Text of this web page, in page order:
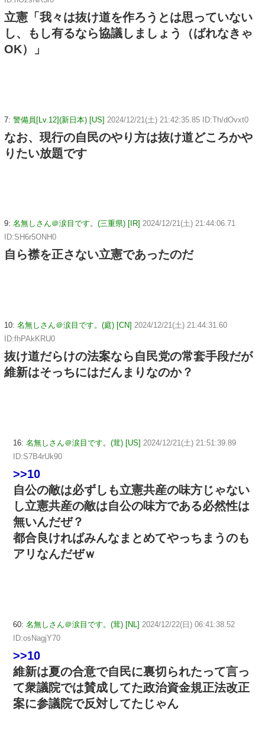
立憲「我々は抜け道を作ろうとは思っていない
し、もし有るなら協議しましょう（ばれなきゃ
OK）」
7: 警備員[Lv.12](新日本) [US] 2024/12/21(土) 21:42:35.85 ID:Th/dOvxt0
なお、現行の自民のやり方は抜け道どころかや
りたい放題です
9: 名無しさん＠涙目です。(三重県) [IR] 2024/12/21(土) 21:44:06.71
ID:SH6r5ONH0
自ら襟を正さない立憲であったのだ
10: 名無しさん＠涙目です。(庭) [CN] 2024/12/21(土) 21:44:31.60
ID:fhPAkKRU0
抜け道だらけの法案なら自民党の常套手段だが
維新はそっちにはだんまりなのか？
16: 名無しさん＠涙目です。(茸) [US] 2024/12/21(土) 21:51:39.89
ID:S7B4rUk90
>>10
自公の敵は必ずしも立憲共産の味方じゃない
し立憲共産の敵は自公の味方である必然性は
無いんだぜ？
都合良ければみんなまとめてやっちまうのも
アリなんだぜｗ
60: 名無しさん＠涙目です。(茸) [NL] 2024/12/22(日) 06:41:38.52
ID:osNagjY70
>>10
維新は夏の合意で自民に裏切られたって言っ
て衆議院では賛成してた政治資金規正法改正
案に参議院で反対してたじゃん